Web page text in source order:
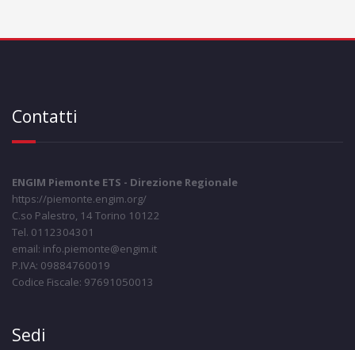
Contatti
ENGIM Piemonte ETS - Direzione Regionale
https://piemonte.engim.org/
C.so Palestro, 14 Torino 10122
Tel. 0112304301
email: info.piemonte@engim.it
P.IVA: 09884760019
Codice Fiscale: 97691050013
Sedi